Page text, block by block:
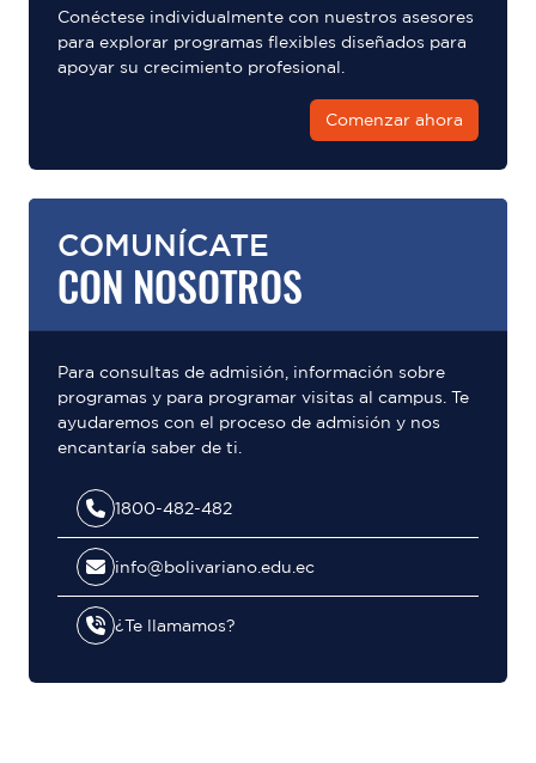
Conéctese individualmente con nuestros asesores
para explorar programas flexibles diseñados para
apoyar su crecimiento profesional.
Comenzar ahora
COMUNÍCATE
CON NOSOTROS
Para consultas de admisión, información sobre
programas y para programar visitas al campus. Te
ayudaremos con el proceso de admisión y nos
encantaría saber de ti.
1800-482-482
info@bolivariano.edu.ec
¿Te llamamos?